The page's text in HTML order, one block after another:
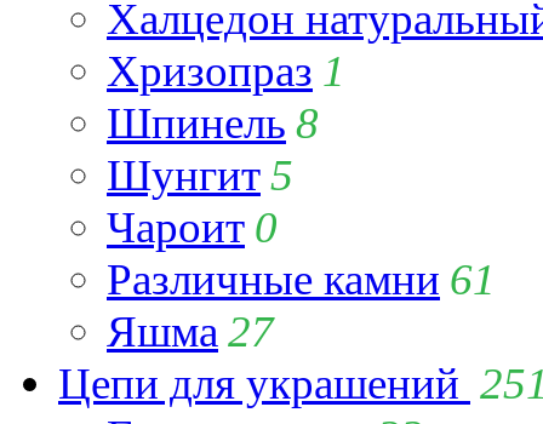
Халцедон
Хризопраз 1
Шпинель 8
Шунгит5
Чароит 0
Различные камни 61
Яшма 27
Цепи для украшений